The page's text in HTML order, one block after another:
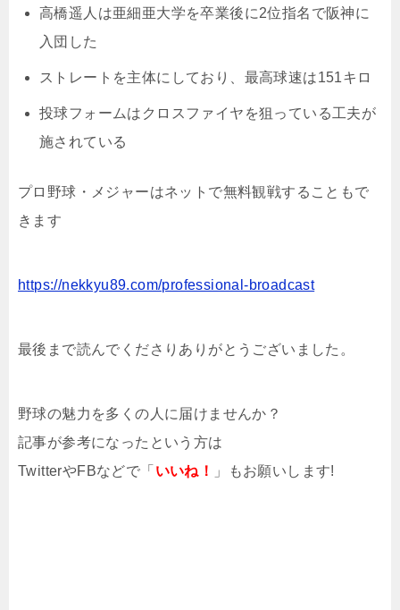
高橋遥人は亜細亜大学を卒業後に2位指名で阪神に
入団した
ストレートを主体にしており、最高球速は151キロ
投球フォームはクロスファイヤを狙っている工夫が
施されている
プロ野球・メジャーはネットで無料観戦することもで
きます
https://nekkyu89.com/professional-broadcast
最後まで読んでくださりありがとうございました。
野球の魅力を多くの人に届けませんか？
記事が参考になったという方は
TwitterやFBなどで「 いいね！ 」もお願いします!